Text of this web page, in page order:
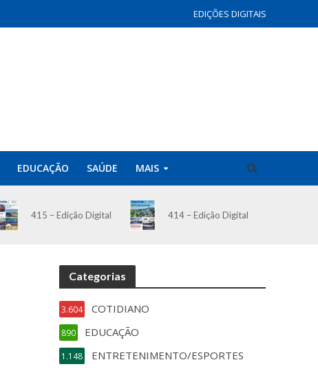
EDIÇÕES DIGITAIS
EDUCAÇÃO SAÚDE MAIS
415 – Edição Digital 414 – Edição Digital
Categorias
COTIDIANO
3.604
EDUCAÇÃO
890
ENTRETENIMENTO/ESPORTES
1.148